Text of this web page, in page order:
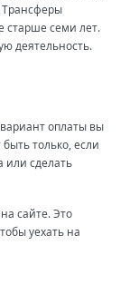
Трансферы
семи лет.
деятельность.
оплаты вы
только, если
или сделать
сайте. Это
уехать на